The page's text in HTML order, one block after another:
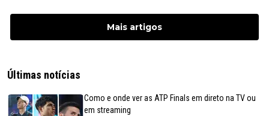
Mais artigos
Últimas notícias
Como e onde ver as ATP Finals em direto na TV ou
em streaming